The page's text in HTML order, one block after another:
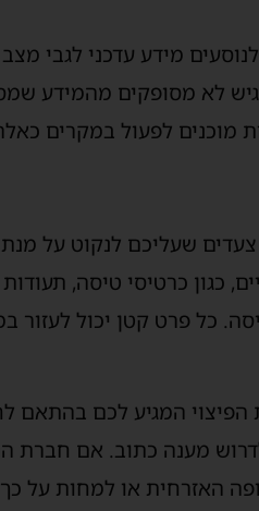
מידע עדכני לגבי
לא מסופקים מהמידע
מוכנים לפעול במקרים
שעליכם לנקוט על מנת
כגון כרטיסי טיסה,
כל פרט קטן יכול לעזור
המגיע לכם בהתאם
ולדרוש מענה כתוב. אם
האזרחית או למחות על